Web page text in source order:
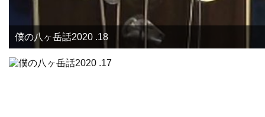
僕の八ヶ岳話2020 .18